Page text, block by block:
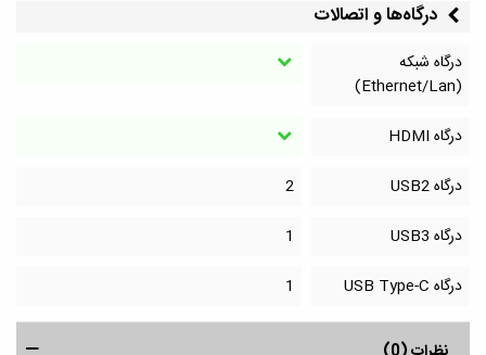
درگاه‌ها و اتصالات
درگاه شبکه
(Ethernet/Lan)
درگاه HDMI
درگاه‌ USB2
2
درگاه‌ USB3
1
درگاه‌ USB Type-C
1